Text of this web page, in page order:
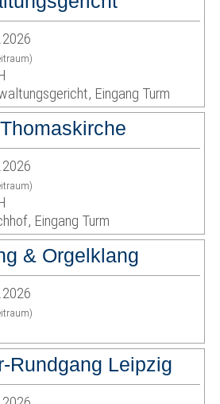
Eingang Turm
Eingang Turm
& Orgelklang
Rundgang Leipzig